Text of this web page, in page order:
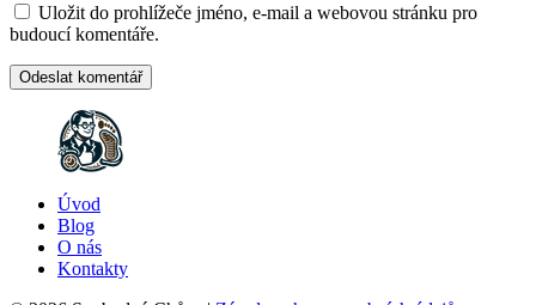
Uložit do prohlížeče jméno, e-mail a webovou stránku pro
budoucí komentáře.
Úvod
Blog
O nás
Kontakty